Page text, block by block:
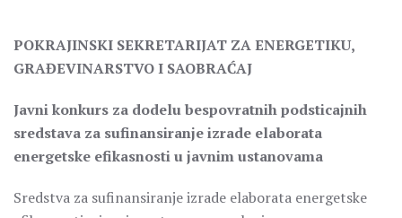
POKRAJINSKI SEKRETARIJAT ZA ENERGETIKU,
GRAĐEVINARSTVO I SAOBRAĆAJ
Javni konkurs za dodelu bespovratnih podsticajnih
sredstava za sufinansiranje izrade elaborata
energetske efikasnosti u javnim ustanovama
Sredstva za sufinansiranje izrade elaborata energetske